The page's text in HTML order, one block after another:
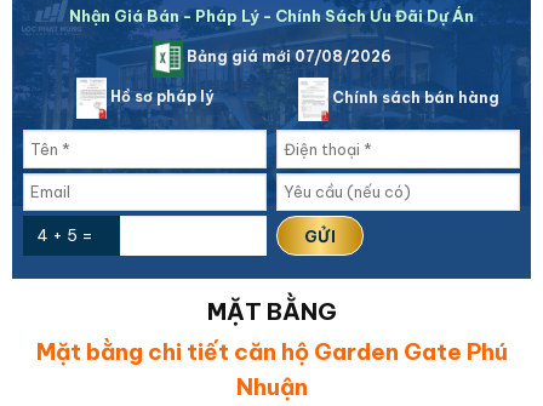
Nhận Giá Bán - Pháp Lý - Chính Sách Ưu Đãi Dự Án
Bảng giá mới 07/08/2026
Hồ sơ pháp lý Chính sách bán hàng
4 + 5 =
MẶT BẰNG
Mặt bằng chi tiết căn hộ Garden Gate Phú
Nhuận